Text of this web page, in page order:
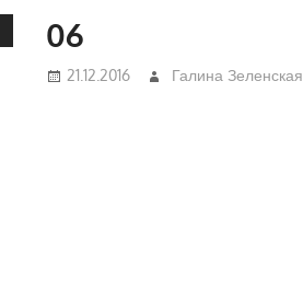
06
21.12.2016 Галина Зеленская